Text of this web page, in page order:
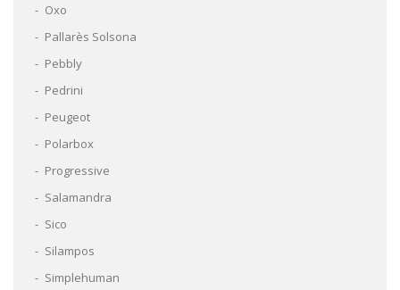
Oxo
Pallarès Solsona
Pebbly
Pedrini
Peugeot
Polarbox
Progressive
Salamandra
Sico
Silampos
Simplehuman